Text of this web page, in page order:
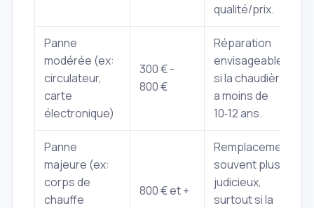
qualité/prix.
Panne
modérée (ex:
circulateur,
carte
électronique)
300 € -
800 €
Réparation
envisageable
si la chaudière
a moins de
10‑12 ans.
Panne
majeure (ex:
corps de
chauffe
800 € et +
Remplacement
souvent plus
judicieux,
surtout si la